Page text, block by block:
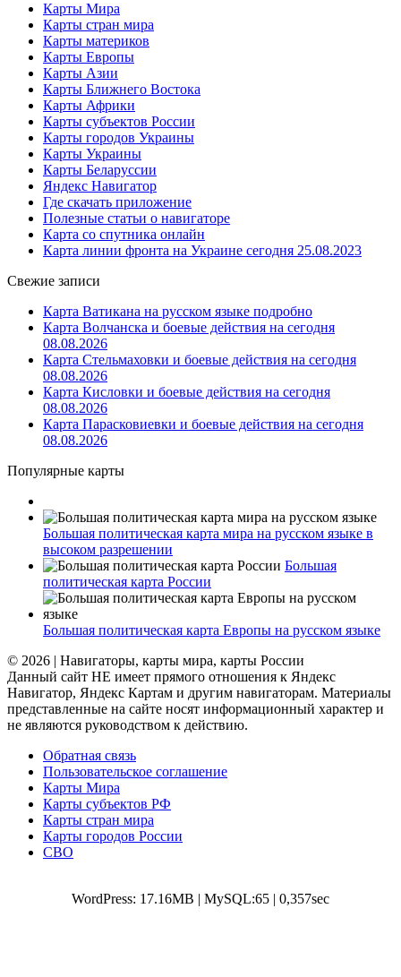
Карты Мира
Карты стран мира
Карты материков
Карты Европы
Карты Азии
Карты Ближнего Востока
Карты Африки
Карты субъектов России
Карты городов Украины
Карты Украины
Карты Беларуссии
Яндекс Навигатор
Где скачать приложение
Полезные статьи о навигаторе
Карта со спутника онлайн
Карта линии фронта на Украине сегодня 25.08.2023
Свежие записи
Карта Ватикана на русском языке подробно
Карта Волчанска и боевые действия на сегодня
08.08.2026
Карта Стельмаховки и боевые действия на сегодня
08.08.2026
Карта Кисловки и боевые действия на сегодня
08.08.2026
Карта Парасковиевки и боевые действия на сегодня
08.08.2026
Популярные карты
Большая политическая карта мира на русском языке в
высоком разрешении
Большая
политическая карта России
Большая политическая карта Европы на русском языке
© 2026 | Навигаторы, карты мира, карты России
Данный сайт НЕ имеет прямого отношения к Яндекс
Навигатор, Яндекс Картам и другим навигаторам. Материалы
представленные на сайте носят информационный характер и
не являются руководством к действию.
Обратная связь
Пользовательское соглашение
Карты Мира
Карты субъектов РФ
Карты стран мира
Карты городов России
СВО
WordPress: 17.16MB | MySQL:65 | 0,357sec